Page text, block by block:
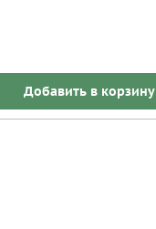
Добавить в корзину